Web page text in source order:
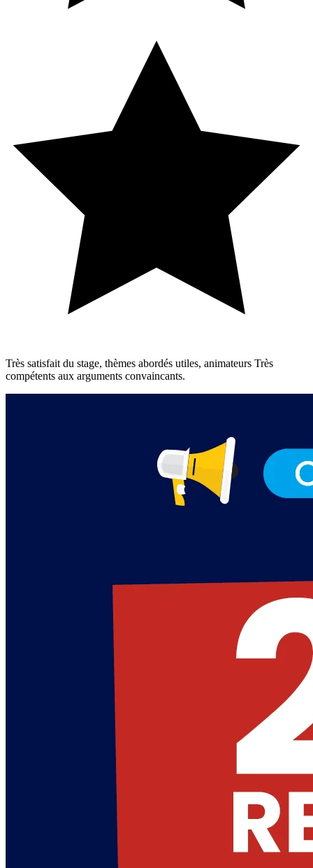
Très satisfait du stage, thèmes abordés utiles, animateurs Très
compétents aux arguments convaincants.